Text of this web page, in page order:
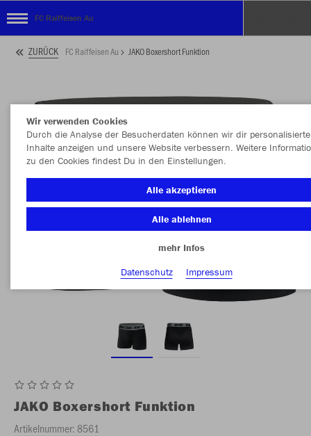
FC Raiffeisen Au
ZURÜCK FC Raiffeisen Au JAKO Boxershort Funktion
JAKO Boxershort Funktion
Artikelnummer:8561
Wir verwenden Cookies
Durch die Analyse der Besucherdaten können wir dir personalisierte
Inhalte anzeigen und unsere Website verbessern. Weitere
zu den Cookies findest Du in den Einstellungen.
Alle akzeptieren
Alle ablehnen
mehr Infos
Datenschutz
Impressum